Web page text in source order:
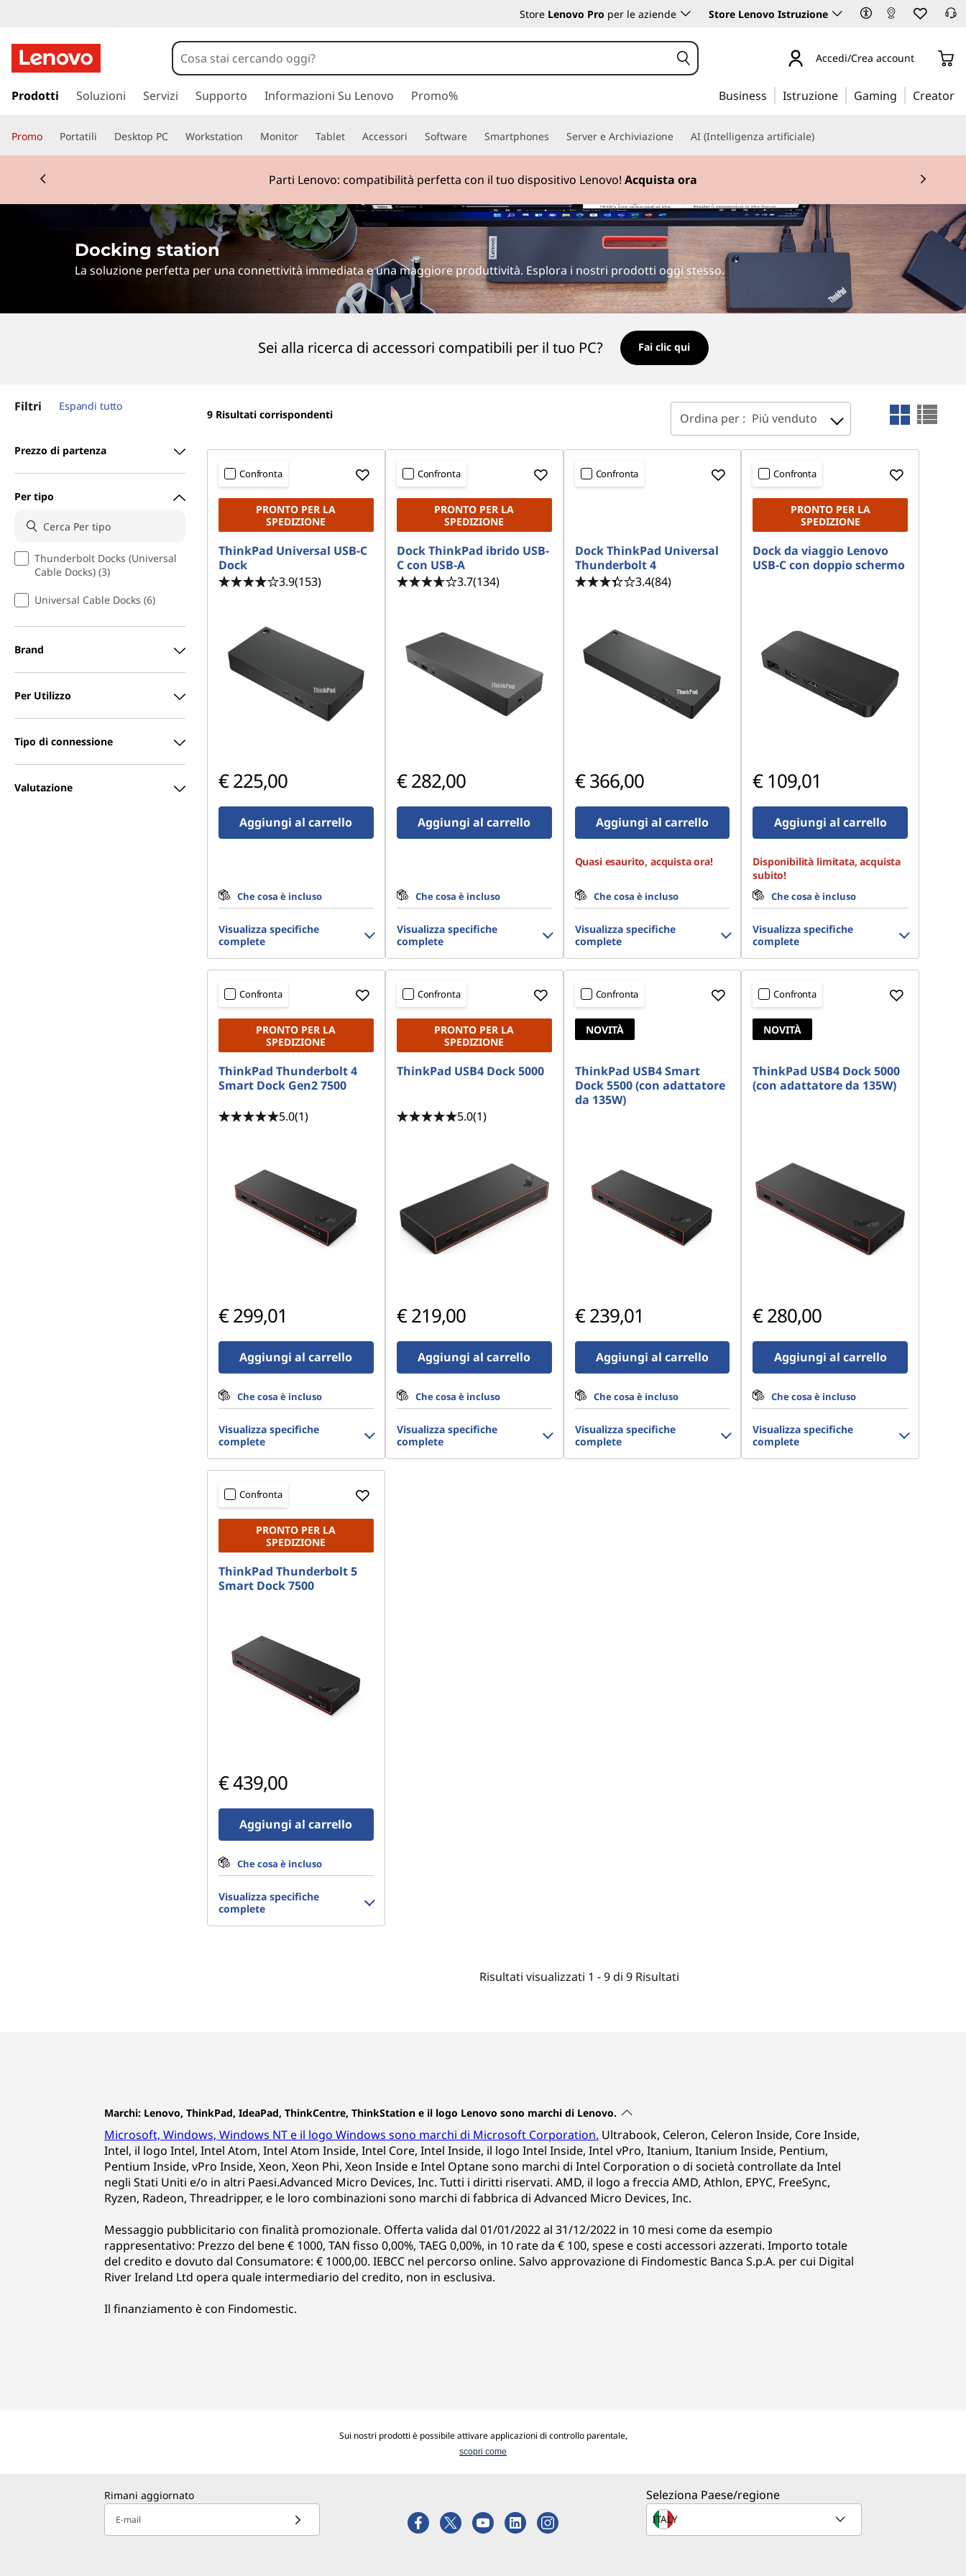
Store Lenovo Pro per le aziende Store Lenovo Istruzione
a
a
a
n
p
p
e
Accedi/Crea account
Prodotti Soluzioni Servizi Supporto Informazioni Su Lenovo Promo% Business Istruzione Gaming Creator
Promo Portatili Desktop PC Workstation Monitor Tablet Accessori Software Smartphones Server e Archiviazione AI (Intelligenza artificiale)
Offerte sugli accessori: risparmia fino al40%Acquista ora
Docking station
La soluzione perfetta per una connettività immediata e una maggiore produttività. Esplora i nostri prodotti oggi stesso.
Sei alla ricerca di accessori compatibili per il tuo PC? Fai clic qui
Filtri Espandi tutto
Prezzo di partenza
Per tipo
Thunderbolt Docks (Universal
Cable Docks) (3)
Universal Cable Docks (6)
Brand
Per Utilizzo
Tipo di connessione
Valutazione
9 Risultati corrispondenti Ordina per : Più venduto
Confronta
PRONTO PER LA
SPEDIZIONE
ThinkPad Universal USB-C
Dock
3.9(153)
€ 225,00
Aggiungi al carrello
Che cosa è incluso
Visualizza specifiche
complete
Confronta
PRONTO PER LA
SPEDIZIONE
Dock ThinkPad ibrido USB-
C con USB-A
3.7(134)
€ 282,00
Aggiungi al carrello
Che cosa è incluso
Visualizza specifiche
complete
Confronta
Dock ThinkPad Universal
Thunderbolt 4
3.4(84)
€ 366,00
Aggiungi al carrello
Quasi esaurito, acquista ora!
Che cosa è incluso
Visualizza specifiche
complete
Confronta
PRONTO PER LA
SPEDIZIONE
Dock da viaggio Lenovo
USB-C con doppio schermo
€ 109,01
Aggiungi al carrello
Disponibilità limitata, acquista
subito!
Che cosa è incluso
Visualizza specifiche
complete
Confronta
PRONTO PER LA
SPEDIZIONE
ThinkPad Thunderbolt 4
Smart Dock Gen2 7500
5.0(1)
€ 299,01
Aggiungi al carrello
Che cosa è incluso
Visualizza specifiche
complete
Confronta
PRONTO PER LA
SPEDIZIONE
ThinkPad USB4 Dock 5000
5.0(1)
€ 219,00
Aggiungi al carrello
Che cosa è incluso
Visualizza specifiche
complete
Confronta
NOVITÀ
ThinkPad USB4 Smart
Dock 5500 (con adattatore
da 135W)
€ 239,01
Aggiungi al carrello
Che cosa è incluso
Visualizza specifiche
complete
Confronta
NOVITÀ
ThinkPad USB4 Dock 5000
(con adattatore da 135W)
€ 280,00
Aggiungi al carrello
Che cosa è incluso
Visualizza specifiche
complete
Confronta
PRONTO PER LA
SPEDIZIONE
ThinkPad Thunderbolt 5
Smart Dock 7500
€ 439,00
Aggiungi al carrello
Che cosa è incluso
Visualizza specifiche
complete
Risultati visualizzati 1 -9di 9 Risultati
Marchi: Lenovo, ThinkPad, IdeaPad, ThinkCentre, ThinkStation e il logo Lenovo sono marchi di Lenovo.
Microsoft, Windows, Windows NT e il logo Windows sono marchi di Microsoft Corporation. Ultrabook, Celeron, Celeron Inside, Core Inside,
Intel, il logo Intel, Intel Atom, Intel Atom Inside, Intel Core, Intel Inside, il logo Intel Inside, Intel vPro, Itanium, Itanium Inside, Pentium,
Pentium Inside, vPro Inside, Xeon, Xeon Phi, Xeon Inside e Intel Optane sono marchi di Intel Corporation o di società controllate da Intel
negli Stati Uniti e/o in altri Paesi.Advanced Micro Devices, Inc. Tutti i diritti riservati. AMD, il logo a freccia AMD, Athlon, EPYC, FreeSync,
Ryzen, Radeon, Threadripper, e le loro combinazioni sono marchi di fabbrica di Advanced Micro Devices, Inc.
Messaggio pubblicitario con finalità promozionale. Offerta valida dal 01/01/2022 al 31/12/2022 in 10 mesi come da esempio
rappresentativo: Prezzo del bene € 1000, TAN fisso 0,00%, TAEG 0,00%, in 10 rate da € 100, spese e costi accessori azzerati. Importo totale
del credito e dovuto dal Consumatore: € 1000,00. IEBCC nel percorso online. Salvo approvazione di Findomestic Banca S.p.A. per cui Digital
River Ireland Ltd opera quale intermediario del credito, non in esclusiva.
Il finanziamento è con Findomestic.
Sui nostri prodotti è possibile attivare applicazioni di controllo parentale,
scopri come
Rimani aggiornato
E-mail
Seleziona Paese/regione